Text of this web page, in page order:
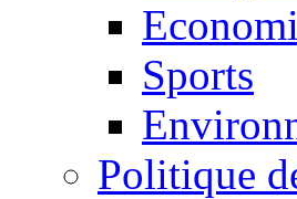
Sports
Politique